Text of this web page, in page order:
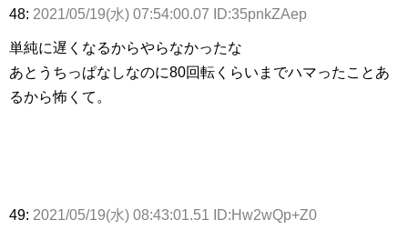
48: 2021/05/19(水) 07:54:00.07 ID:35pnkZAep
単純に遅くなるからやらなかったな
あとうちっぱなしなのに80回転くらいまでハマったことあ
るから怖くて。
49: 2021/05/19(水) 08:43:01.51 ID:Hw2wQp+Z0